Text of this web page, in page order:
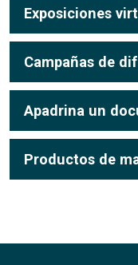
Exposiciones
Campañas de
Apadrina un
Productos de